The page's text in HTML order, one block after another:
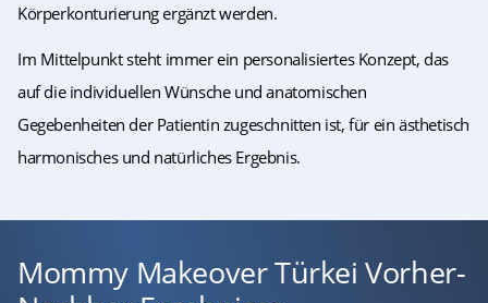
Körperkonturierung ergänzt werden.
Im Mittelpunkt steht immer ein personalisiertes Konzept, das
auf die individuellen Wünsche und anatomischen
Gegebenheiten der Patientin zugeschnitten ist, für ein ästhetisch
harmonisches und natürliches Ergebnis.
Mommy Makeover Türkei Vorher-